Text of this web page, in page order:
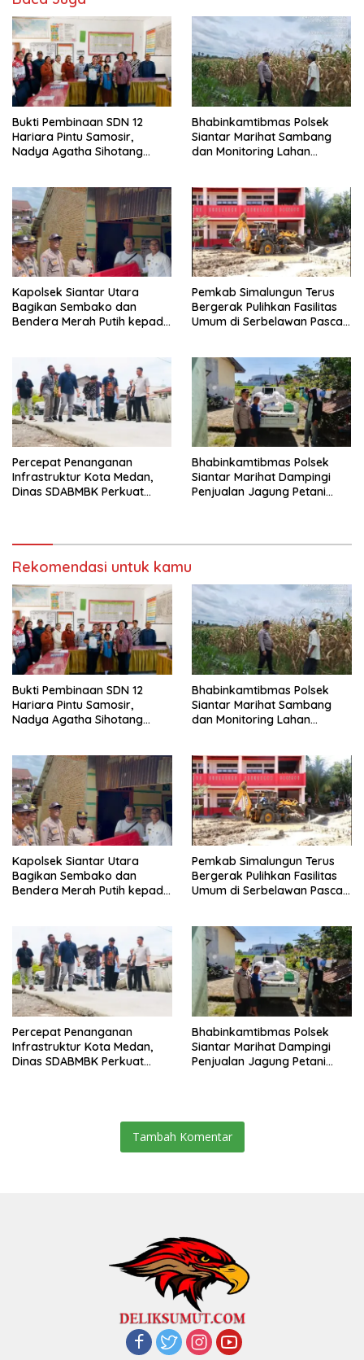
Bukti Pembinaan SDN 12
Hariara Pintu Samosir,
Nadya Agatha Sihotang
Bhabinkamtibmas Polsek
Siantar Marihat Sambang
dan Monitoring Lahan
Kapolsek Siantar Utara
Bagikan Sembako dan
Bendera Merah Putih kepada
Pemkab Simalungun Terus
Bergerak Pulihkan Fasilitas
Umum di Serbelawan Pasca
Percepat Penanganan
Infrastruktur Kota Medan,
Dinas SDABMBK Perkuat
Bhabinkamtibmas Polsek
Siantar Marihat Dampingi
Penjualan Jagung Petani
Rekomendasi untuk kamu
Bukti Pembinaan SDN 12
Hariara Pintu Samosir,
Nadya Agatha Sihotang
Bhabinkamtibmas Polsek
Siantar Marihat Sambang
dan Monitoring Lahan
Kapolsek Siantar Utara
Bagikan Sembako dan
Bendera Merah Putih kepada
Pemkab Simalungun Terus
Bergerak Pulihkan Fasilitas
Umum di Serbelawan Pasca
Percepat Penanganan
Infrastruktur Kota Medan,
Dinas SDABMBK Perkuat
Bhabinkamtibmas Polsek
Siantar Marihat Dampingi
Penjualan Jagung Petani
Tambah Komentar